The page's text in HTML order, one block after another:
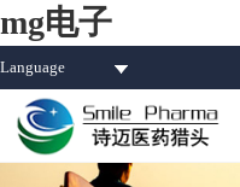
mg电子
Language